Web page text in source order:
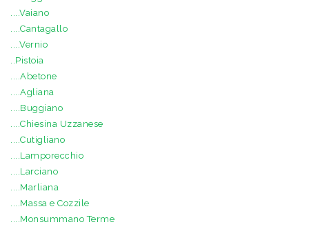
....Vaiano
....Cantagallo
....Vernio
..Pistoia
....Abetone
....Agliana
....Buggiano
....Chiesina Uzzanese
....Cutigliano
....Lamporecchio
....Larciano
....Marliana
....Massa e Cozzile
....Monsummano Terme